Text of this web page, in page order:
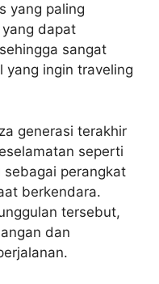
yang paling
dapat
sangat
yang ingin traveling
generasi terakhir
seperti
perangkat
berkendara.
tersebut,
dan